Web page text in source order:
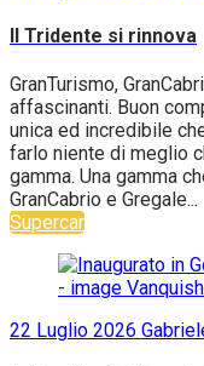
Il Tridente si rinnova
GranTurismo,
affascinanti. Buon
unica ed incredibile
farlo niente di meglio
gamma. Una gamma
GranCabrio e Gregale...
Supercar
22 Luglio 2026